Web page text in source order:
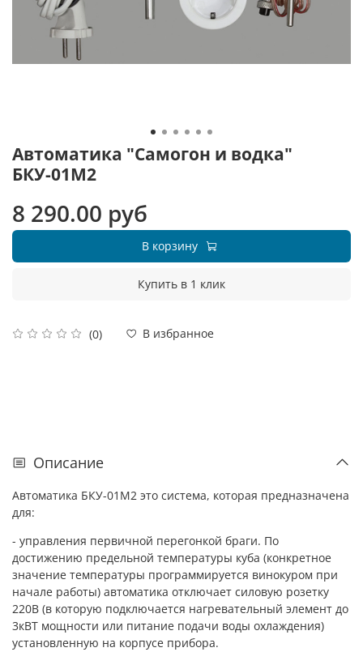
Автоматика "Самогон и водка"
БКУ-01М2
(0) В избранное
8 290.00 руб
В корзину
Купить в 1 клик
Описание
Автоматика БКУ-01М2 это система, которая предназначена
для:
- управления первичной перегонкой браги. По
достижению предельной температуры куба (конкретное
значение температуры программируется винокуром при
начале работы) автоматика отключает силовую розетку
220В (в которую подключается нагревательный элемент до
3кВТ мощности или питание подачи воды охлаждения)
установленную на корпусе прибора.